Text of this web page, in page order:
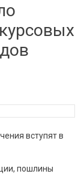
вступят в
пошлины